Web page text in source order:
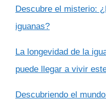
Descubre el misterio:
iguanas?
La longevidad de la
puede llegar a vivir
Descubriendo el